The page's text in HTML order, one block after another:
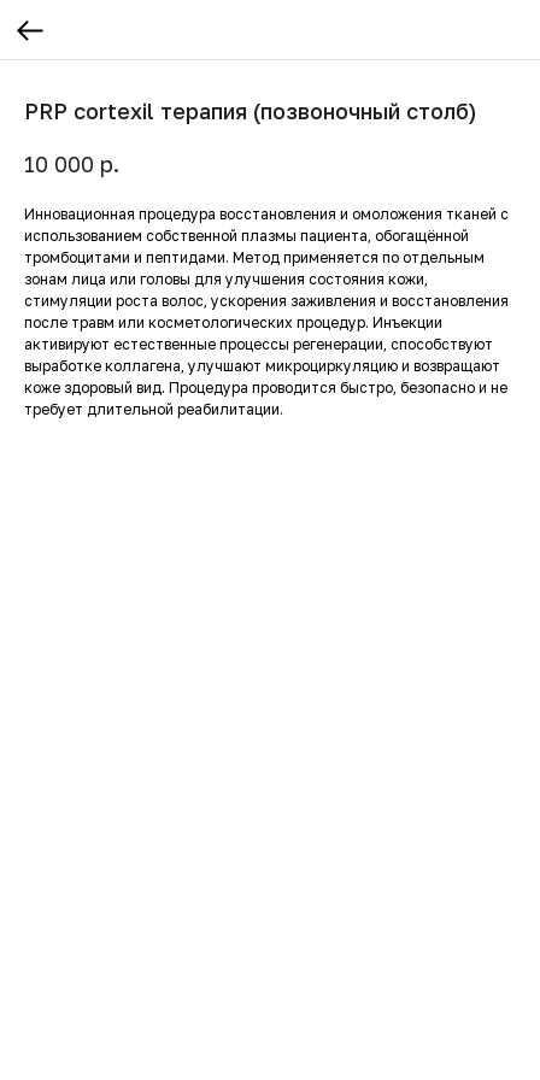
PRP cortexil терапия (позвоночный столб)
10 000 р.
Инновационная процедура восстановления и омоложения тканей с
использованием собственной плазмы пациента, обогащённой
тромбоцитами и пептидами. Метод применяется по отдельным
зонам лица или головы для улучшения состояния кожи,
стимуляции роста волос, ускорения заживления и восстановления
после травм или косметологических процедур. Инъекции
активируют естественные процессы регенерации, способствуют
выработке коллагена, улучшают микроциркуляцию и возвращают
коже здоровый вид. Процедура проводится быстро, безопасно и не
требует длительной реабилитации.